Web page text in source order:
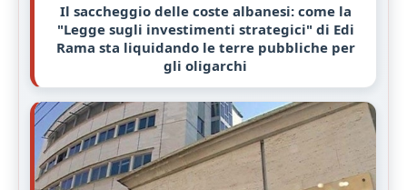
Il saccheggio delle coste albanesi: come la
"Legge sugli investimenti strategici" di Edi
Rama sta liquidando le terre pubbliche per
gli oligarchi